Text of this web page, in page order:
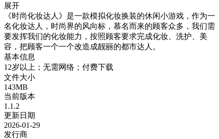
展开
《时尚化妆达人》是一款模拟化妆换装的休闲小游戏，作为一
名化妆达人，时尚界的风向标，慕名而来的顾客众多，我们需
要发挥我们的化妆能力，按照顾客要求完成化妆、洗护、美
容，把顾客一个一个改造成靓丽的都市达人。
基本信息
12岁以上；无需网络；付费下载
文件大小
143MB
当前版本
1.1.2
更新日期
2026-01-29
发行商